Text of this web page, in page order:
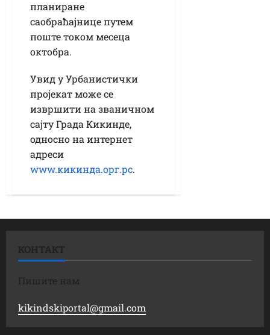
планиране
саобраћајнице путем
поште током месеца
октобра.
Увид у Урбанистички
пројекат може се
извршити на званичном
сајту Града Кикинде,
односно на интернет
адреси
www.кикинда.орг.рс.
КОНТАКТ
Пишите нам
kikindskiportal@gmail.com